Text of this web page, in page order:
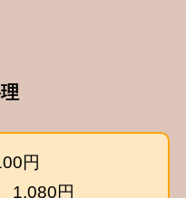
円
1,080円